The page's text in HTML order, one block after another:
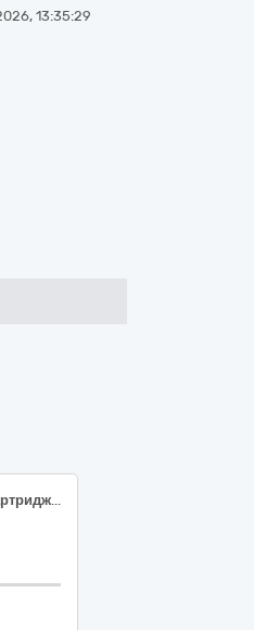
13:35:29
Послуги з відновлення та заправки картриджів